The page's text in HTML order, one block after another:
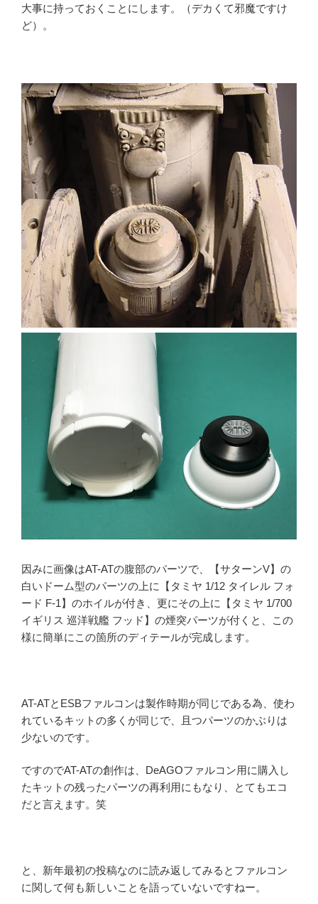
大事に持っておくことにします。（デカくて邪魔ですけ
ど）。
因みに画像はAT-ATの腹部のパーツで、【サターンV】の
白いドーム型のパーツの上に【タミヤ 1/12 タイレル フォ
ード F-1】のホイルが付き、更にその上に【タミヤ 1/700
イギリス 巡洋戦艦 フッド】の煙突パーツが付くと、この
様に簡単にこの箇所のディテールが完成します。
AT-ATとESBファルコンは製作時期が同じである為、使わ
れているキットの多くが同じで、且つパーツのかぶりは
少ないのです。
ですのでAT-ATの創作は、DeAGOファルコン用に購入し
たキットの残ったパーツの再利用にもなり、とてもエコ
だと言えます。笑
と、新年最初の投稿なのに読み返してみるとファルコン
に関して何も新しいことを語っていないですねー。